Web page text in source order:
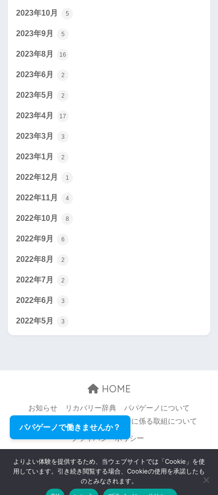
2023年10月 5
2023年9月 5
2023年8月 16
2023年6月 2
2023年5月 2
2023年4月 17
2023年3月 3
2023年1月 2
2022年12月 1
2022年11月 4
2022年10月 8
2022年9月 6
2022年8月 2
2022年7月 2
2022年6月 3
2022年5月 3
HOME
お知らせ リカバリー辞典
パパゲーノについて
職場環境等の改善に係る取組について
プライバシーポリシー
© 2026 Papageno,Inc. All rights reserved.
パパゲーノで働きませんか？
よりよい体験を提供するため、当ウェブサイトでは「Cookie」を使
用しています。引き続き閲覧する場合、Cookieの使用を承諾したも
のとみなされます。